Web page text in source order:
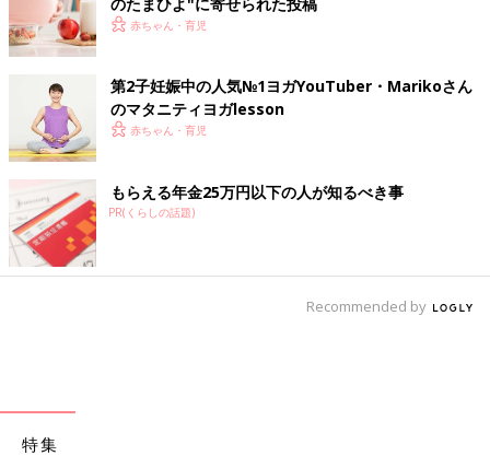
赤ちゃん・育児
第2子妊娠中の人気№1ヨガYouTuber・Marikoさん
のマタニティヨガlesson
赤ちゃん・育児
もらえる年金25万円以下の人が知るべき事
PR(くらしの話題)
Recommended by
特集